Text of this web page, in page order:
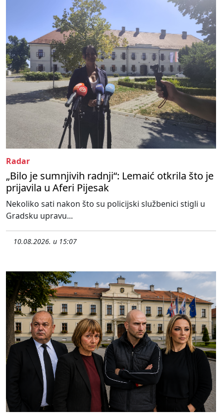
Radar
„Bilo je sumnjivih radnji“: Lemaić otkrila što je
prijavila u Aferi Pijesak
Nekoliko sati nakon što su policijski službenici stigli u
Gradsku upravu...
10.08.2026. u 15:07